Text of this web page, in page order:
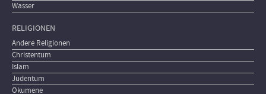
Wasser
RELIGIONEN
Andere Religionen
Christentum
Islam
Judentum
Ökumene